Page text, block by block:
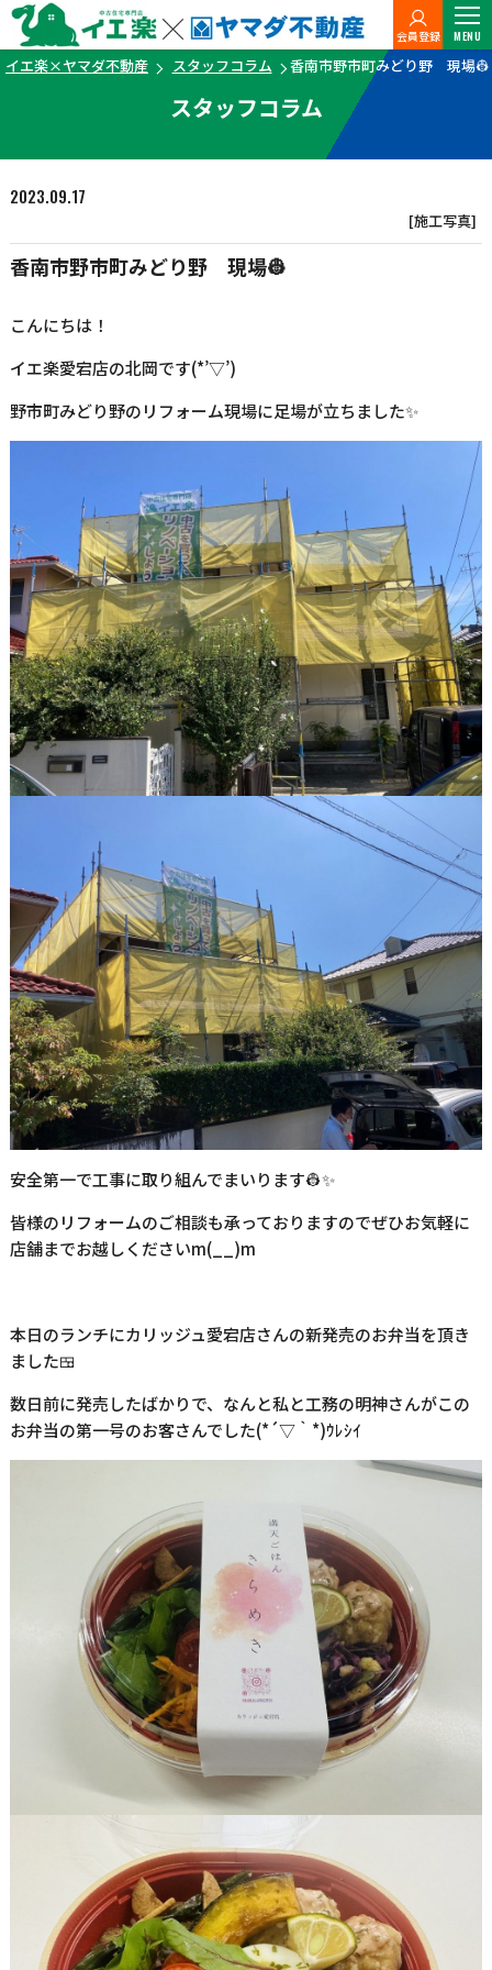
会員登録 MENU
イエ楽×ヤマダ不動産 スタッフコラム 香南市野市町みどり野 現場👷
スタッフコラム
2023.09.17
[施工写真]
香南市野市町みどり野 現場👷
こんにちは！
イエ楽愛宕店の北岡です(*’▽’)
野市町みどり野のリフォーム現場に足場が立ちました✨
安全第一で工事に取り組んでまいります👷✨
皆様のリフォームのご相談も承っておりますのでぜひお気軽に
店舗までお越しくださいm(__)m
本日のランチにカリッジュ愛宕店さんの新発売のお弁当を頂き
ました🍱
数日前に発売したばかりで、なんと私と工務の明神さんがこの
お弁当の第一号のお客さんでした(*´▽｀*)ｳﾚｼｲ